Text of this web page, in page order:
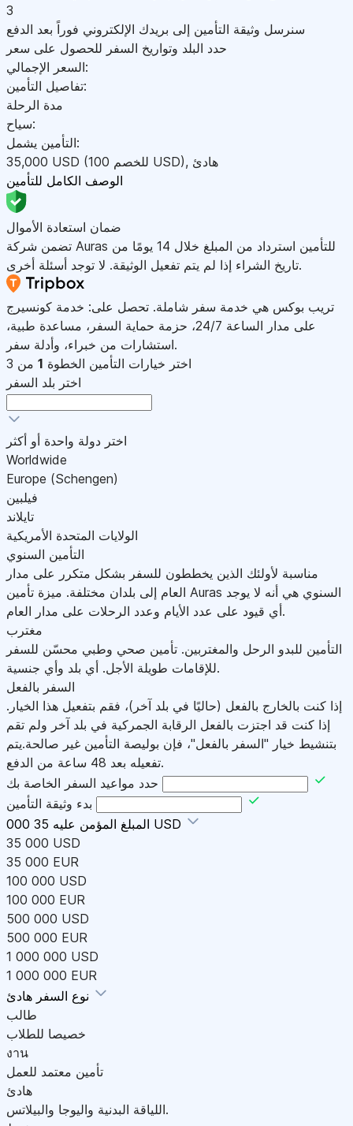
3
سنرسل وثيقة التأمين إلى بريدك الإلكتروني فوراً بعد الدفع
حدد البلد وتواريخ السفر للحصول على سعر
السعر الإجمالي:
تفاصيل التأمين:
مدة الرحلة
سياح:
التأمين يشمل:
35,000 USD USD), هادئ
الوصف الكامل للتأمين
ضمان استعادة الأموال
تضمن شركة Auras للتأمين استرداد من المبلغ خلال 14 يومًا من
تاريخ الشراء إذا لم يتم تفعيل الوثيقة. لا توجد أسئلة أخرى.
تريب بوكس هي خدمة سفر شاملة. تحصل على: خدمة كونسيرج
على مدار الساعة 24/7، حزمة حماية السفر، مساعدة طبية،
استشارات من خبراء، وأدلة سفر.
اختر خيارات التأمين الخطوة 1 من 3
اختر بلد السفر
اختر دولة واحدة أو أكثر
Worldwide
Europe (Schengen)
فيلبين
تايلاند
الولايات المتحدة الأمريكية
التأمين السنوي
مناسبة لأولئك الذين يخططون للسفر بشكل متكرر على مدار
العام إلى بلدان مختلفة. ميزة تأمين Auras السنوي هي أنه لا يوجد
أي قيود على عدد الأيام وعدد الرحلات على مدار العام.
مغترب
التأمين للبدو الرحل والمغتربين. تأمين صحي وطبي محسّن للسفر
للإقامات طويلة الأجل. أي بلد وأي جنسية.
السفر بالفعل
إذا كنت بالخارج بالفعل (حاليًا في بلد آخر)، فقم بتفعيل هذا الخيار.
إذا كنت قد اجتزت بالفعل الرقابة الجمركية في بلد آخر ولم تقم
بتنشيط خيار "السفر بالفعل"، فإن بوليصة التأمين غير صالحة.يتم
تفعيله بعد 48 ساعة من الدفع.
حدد مواعيد السفر الخاصة بك
بدء وثيقة التأمين
المبلغ المؤمن عليه 35 000 USD
35 000 USD
35 000 EUR
100 000 USD
100 000 EUR
500 000 USD
500 000 EUR
1 000 000 USD
1 000 000 EUR
نوع السفر
طالب
خصيصا للطلاب
งาน
تأمين معتمد للعمل
هادئ
اللياقة البدنية واليوجا والبيلاتس.